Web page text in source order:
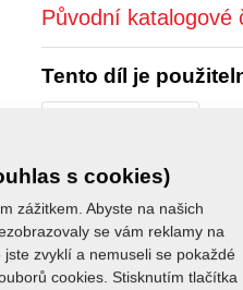
Původní katalogové
Tento díl je
Hmotnost:
s cookies)
zážitkem. Abyste na našich
se vám reklamy na
zvyklí a nemuseli se pokaždé
cookies. Stisknutím tlačítka